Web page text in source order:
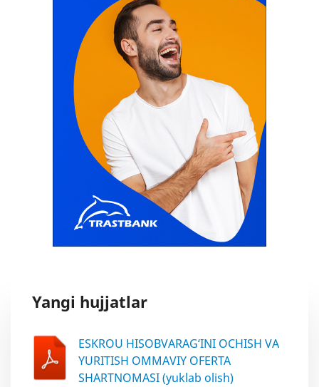
Yangi hujjatlar
ESKROU HISOBVARAG‘INI OCHISH VA
YURITISH OMMAVIY OFERTA
SHARTNOMASI (yuklab olish)